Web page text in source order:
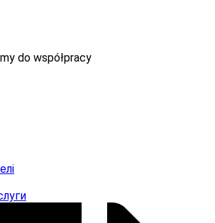
do współpracy